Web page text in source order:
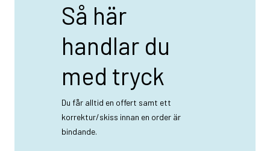
Så här
handlar du
med tryck
Du får alltid en offert samt ett
korrektur/skiss innan en order är
bindande.